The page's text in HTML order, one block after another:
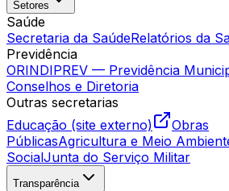
Setores
Saúde
Secretaria da SaúdeRelatórios da
Previdência
ORINDIPREV — Previdência
Conselhos e Diretoria
Outras secretarias
Educação (site externo)
Obras
PúblicasAgricultura e Meio
SocialJunta do Serviço Militar
Transparência